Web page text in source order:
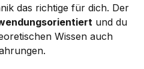
das richtige für dich. Der
und du
Wissen auch